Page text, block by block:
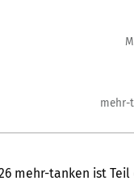
mehr-
mehr-tanken ist Teil